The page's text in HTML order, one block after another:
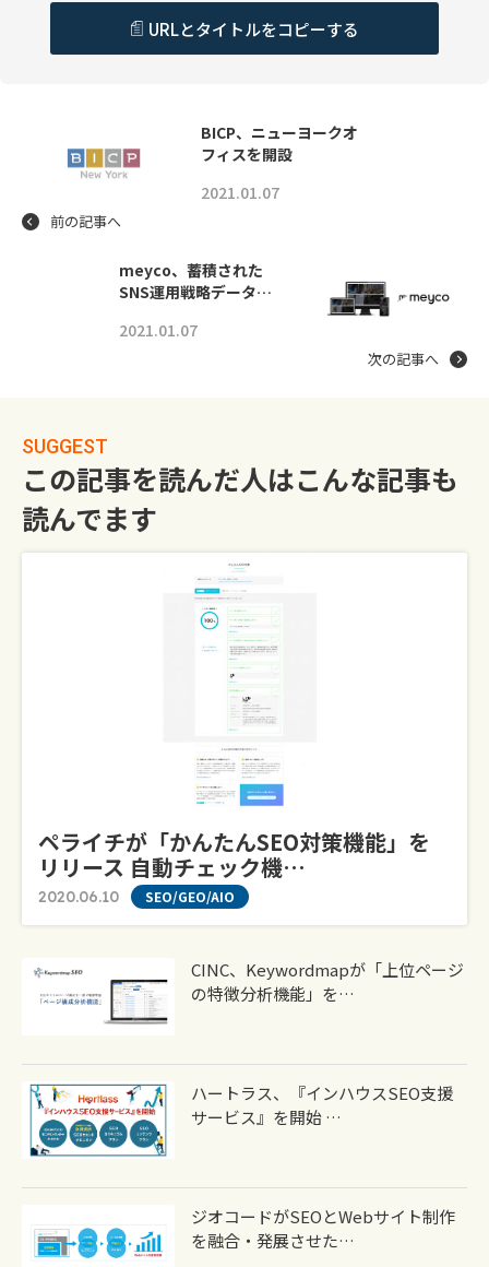
URLとタイトルをコピーする
BICP、ニューヨークオ
フィスを開設
2021.01.07
前の記事へ
meyco、蓄積された
SNS運用戦略データ…
2021.01.07
次の記事へ
SUGGEST
この記事を読んだ人はこんな記事も
読んでます
ペライチが「かんたんSEO対策機能」を
リリース 自動チェック機…
2020.06.10 SEO/GEO/AIO
CINC、Keywordmapが「上位ページ
の特徴分析機能」を…
ハートラス、『インハウスSEO支援
サービス』を開始 …
ジオコードがSEOとWebサイト制作
を融合・発展させた…